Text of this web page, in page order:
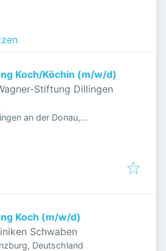
Koch/Köchin (m/w/d)
Stiftung Dillingen
an der Donau,
Koch (m/w/d)
Schwaben
Deutschland